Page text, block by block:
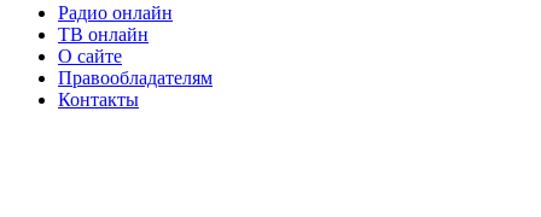
Радио онлайн
ТВ онлайн
О сайте
Правообладателям
Контакты